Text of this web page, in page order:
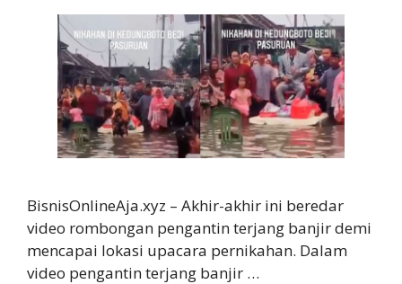
BisnisOnlineAja.xyz – Akhir-akhir ini beredar
video rombongan pengantin terjang banjir demi
mencapai lokasi upacara pernikahan. Dalam
video pengantin terjang banjir …